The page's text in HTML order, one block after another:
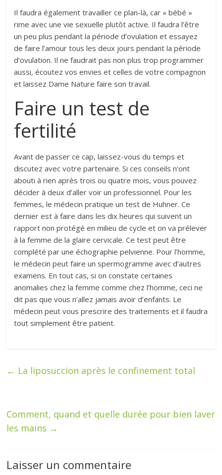
Il faudra également travailler ce plan-là, car « bébé »
rime avec une vie sexuelle plutôt active. Il faudra l’être
un peu plus pendant la période d’ovulation et essayez
de faire l’amour tous les deux jours pendant la période
d’ovulation. Il ne faudrait pas non plus trop programmer
aussi, écoutez vos envies et celles de votre compagnon
et laissez Dame Nature faire son travail.
Faire un test de
fertilité
Avant de passer ce cap, laissez-vous du temps et
discutez avec votre partenaire. Si ces conseils n’ont
abouti à rien après trois ou quatre mois, vous pouvez
décider à deux d’aller voir un professionnel. Pour les
femmes, le médecin pratique un test de Huhner. Ce
dernier est à faire dans les dix heures qui suivent un
rapport non protégé en milieu de cycle et on va prélever
à la femme de la glaire cervicale. Ce test peut être
complété par une échographie pelvienne. Pour l’homme,
le médecin peut faire un spermogramme avec d’autres
examens. En tout cas, si on constate certaines
anomalies chez la femme comme chez l’homme, ceci ne
dit pas que vous n’allez jamais avoir d’enfants. Le
médecin peut vous prescrire des traitements et il faudra
tout simplement être patient.
← La liposuccion après le confinement total
Comment, quand et quelle durée pour bien laver
les mains →
Laisser un commentaire